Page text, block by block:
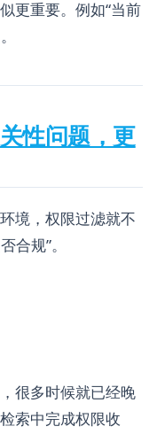
更重要。例如“当前
性问题，更
境，权限过滤就不
合规”。
很多时候就已经晚
索中完成权限收